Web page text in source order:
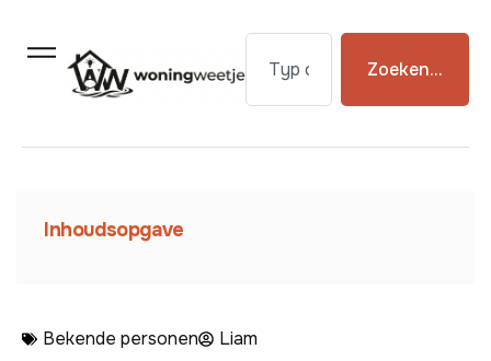
Zoeken...
Inhoudsopgave
Bekende personen Liam